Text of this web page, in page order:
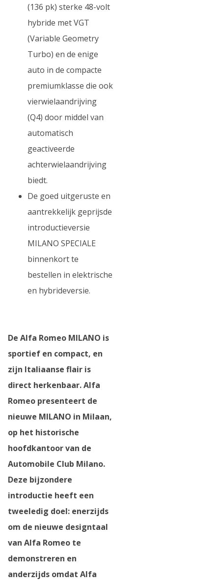
(136 pk) sterke 48-volt
hybride met VGT
(Variable Geometry
Turbo) en de enige
auto in de compacte
premiumklasse die ook
vierwielaandrijving
(Q4) door middel van
automatisch
geactiveerde
achterwielaandrijving
biedt.
De goed uitgeruste en
aantrekkelijk geprijsde
introductieversie
MILANO SPECIALE
binnenkort te
bestellen in elektrische
en hybrideversie.
De Alfa Romeo MILANO is
sportief en compact, en
zijn Italiaanse flair is
direct herkenbaar. Alfa
Romeo presenteert de
nieuwe MILANO in Milaan,
op het historische
hoofdkantoor van de
Automobile Club Milano.
Deze bijzondere
introductie heeft een
tweeledig doel: enerzijds
om de nieuwe designtaal
van Alfa Romeo te
demonstreren en
anderzijds omdat Alfa